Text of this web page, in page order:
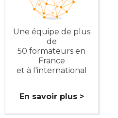
Une équipe de plus
de
50 formateurs en
France
et à l'international
En savoir plus >